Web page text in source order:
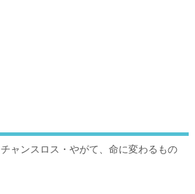
チャンスロス・やがて、命に変わるもの